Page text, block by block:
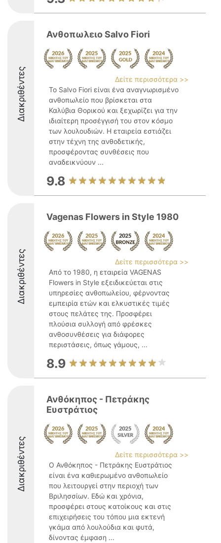
Διακριθέντες
Ανθοπωλειο Salvo Fiori
Δείτε περισσότερα >>
Το Salvo Fiori είναι ένα αναγνωρισμένο
ανθοπωλείο που βρίσκεται στα
Καλύβια Θορικού και ξεχωρίζει για την
ιδιαίτερη προσέγγισή του στον κόσμο
των λουλουδιών. Η εταιρεία εστιάζει
στην τέχνη της ανθοδετικής,
προσφέροντας συνθέσεις που
αναδεικνύουν ...
9.8
Διακριθέντες
Vagenas Flowers in Style 1980
Δείτε περισσότερα >>
Από το 1980, η εταιρεία VAGENAS
Flowers in Style εξειδικεύεται στις
υπηρεσίες ανθοπωλείου, φέρνοντας
εμπειρία ετών και ελκυστικές τιμές
στους πελάτες της. Προσφέρει
πλούσια συλλογή από φρέσκες
ανθοσυνθέσεις για διάφορες
περιστάσεις, όπως γάμους, ...
8.9
Διακριθέντες
Ανθόκηπος - Πετράκης
Ευστράτιος
Δείτε περισσότερα >>
Ο Ανθόκηπος - Πετράκης Ευστράτιος
είναι ένα καθιερωμένο ανθοπωλείο
που λειτουργεί στην περιοχή των
Βριλησσίων. Εδώ και χρόνια,
προσφέρει στους κατοίκους και στις
επιχειρήσεις του τόπου μια εκτενή
γκάμα από λουλούδια και φυτά,
δίνοντας έμφαση ...